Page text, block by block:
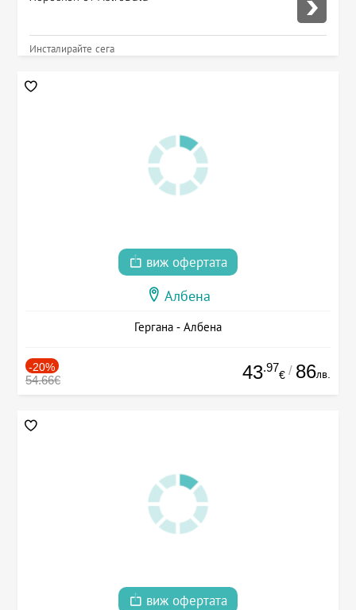
Инсталирайте сега
виж офертата
Албена
Гергана - Албена
-20%
54.66€ 43.97
€ / 86лв.
виж офертата